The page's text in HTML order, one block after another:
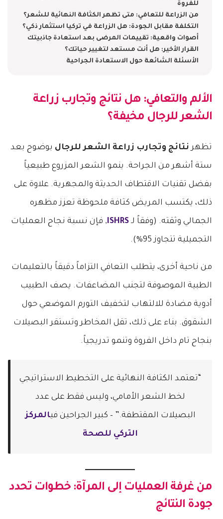
للفروة
من الزراعة للتعافي: متى تظهر الكثافة النهائية للشعر؟
التكلفة مقابل الجودة: هل الزراعة في تركيا استثمار ذكي؟
أصوات واقعية: تقييمات المرضى بعد استعادة جاذبيتك
القرار الأخير: هل أنت مستعد لتغيير حياتك؟
الأسئلة الشائعة حول الاستعادة الجراحية
الألم والتعافي: هل نتائج وتجارب زراعة
الشعر للرجال مخيفة؟
تظهرنتائج وتجارب زراعة الشعر للرجال بوضوح بعد
ستة أشهر من الجراحة. ينمو الشعر المزروع طبيعياً
بفضل تقنيات الاقتطاف الحديثة والمجهرية. علاوة على
ذلك، يكتسب المريض كثافة ملحوظة تعزز مظهره
الجمالي وثقته. (وفقاً لـISHRS, فإن نسبة نجاح العمليات
التجميلية تتجاوز 95%).
من ناحية أخرى، يتطلب التعافي التزاماً دقيقاً بالتعليمات
الطبية الموصوفة لتجنب المضاعفات. يصف الطبيب
أدوية مضادة للالتهاب لتخفيف التورم الموضعي حول
الشقوق. بناء على ذلك، تقل المخاطر وتستقر البصيلات
بنجاح تام داخل الفروة وتنمو تدريجياً.
“تعتمد الكثافة النهائية على التخطيط الاستراتيجي
لخط الشعر الأمامي، وليس فقط على عدد
البصيلات المقتطفة.” – كبير الجراحين فيالمركز
التركي للصحة
من غرفة العمليات إلى المرآة: خطوات تحدد
جودة النتائج